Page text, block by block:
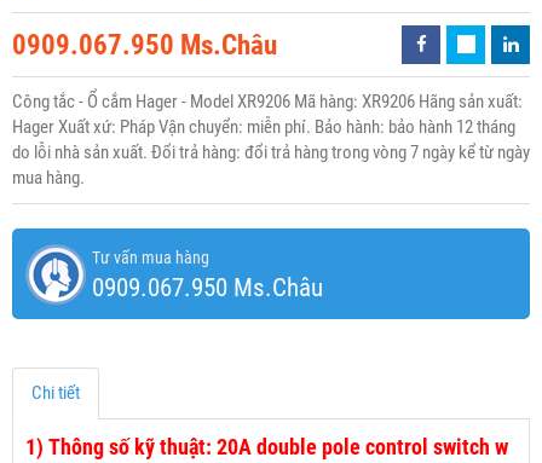
0909.067.950 Ms.Châu
Công tắc - Ổ cắm Hager - Model XR9206 Mã hàng: XR9206 Hãng sản xuất:
Hager Xuất xứ: Pháp Vận chuyển: miễn phí. Bảo hành: bảo hành 12 tháng
do lỗi nhà sản xuất. Đổi trả hàng: đổi trả hàng trong vòng 7 ngày kể từ ngày
mua hàng.
Tư vấn mua hàng
0909.067.950 Ms.Châu
Chi tiết
1) Thông số kỹ thuật: 20A double pole control switch w